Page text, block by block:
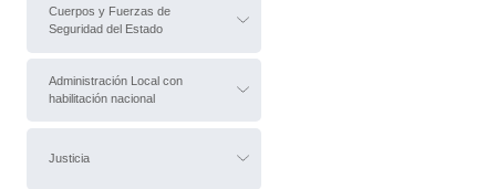
Cuerpos y Fuerzas de
Seguridad del Estado
Administración Local con
habilitación nacional
Justicia